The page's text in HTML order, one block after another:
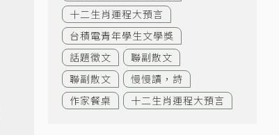
十二生肖運程大預言
台積電青年學生文學獎
話題徵文
聯副散文
聯副散文
慢慢讀，詩
作家餐桌
十二生肖運程大預言